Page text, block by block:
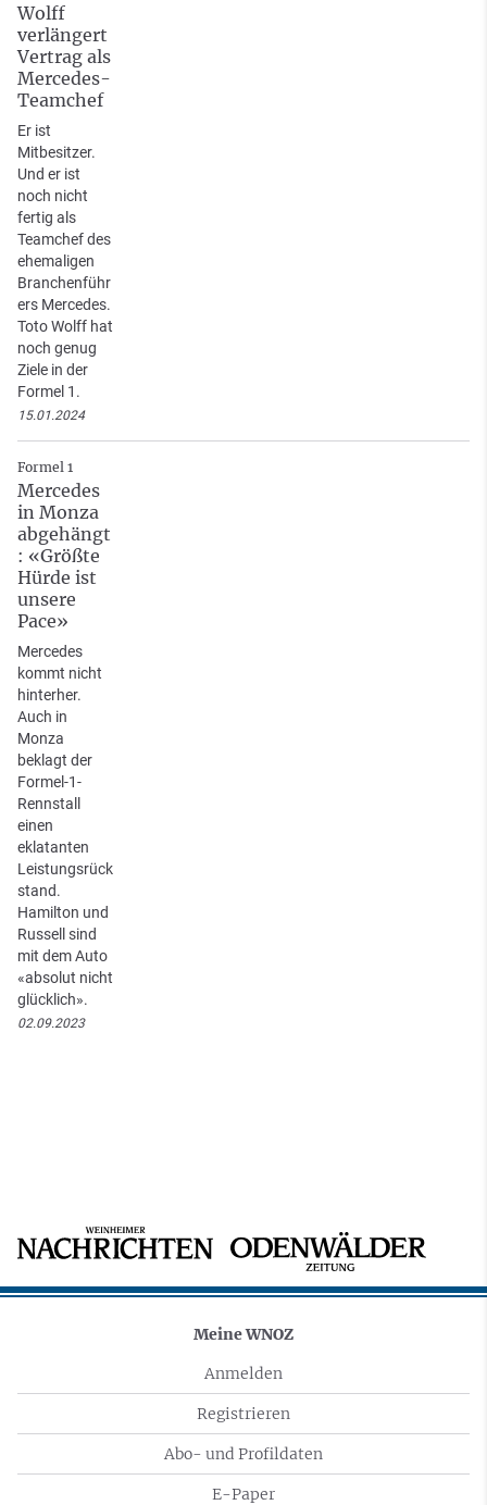
Wolff
verlängert
Vertrag als
Mercedes-
Teamchef
Er ist
Mitbesitzer.
Und er ist
noch nicht
fertig als
Teamchef des
ehemaligen
Branchenführ
ers Mercedes.
Toto Wolff hat
noch genug
Ziele in der
Formel 1.
15.01.2024
Formel 1
Mercedes
in Monza
abgehängt
: «Größte
Hürde ist
unsere
Pace»
Mercedes
kommt nicht
hinterher.
Auch in
Monza
beklagt der
Formel-1-
Rennstall
einen
eklatanten
Leistungsrück
stand.
Hamilton und
Russell sind
mit dem Auto
«absolut nicht
glücklich».
02.09.2023
Meine WNOZ
Anmelden
Registrieren
Abo- und Profildaten
E-Paper